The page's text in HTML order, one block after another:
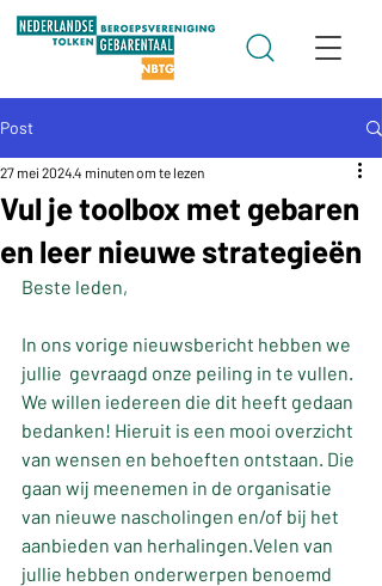
Post
Vul je toolbox met gebaren
en leer nieuwe strategieën
27 mei 20244 minuten om te lezen
Beste leden,
In ons vorige nieuwsbericht hebben we
jullie  gevraagd onze peiling in te vullen.
We willen iedereen die dit heeft gedaan
bedanken! Hieruit is een mooi overzicht
van wensen en behoeften ontstaan. Die
gaan wij meenemen in de organisatie
van nieuwe nascholingen en/of bij het
aanbieden van herhalingen.Velen van
jullie hebben onderwerpen benoemd